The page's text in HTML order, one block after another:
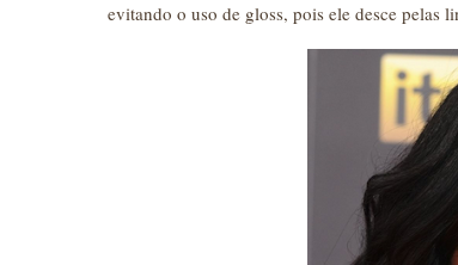
evitando o uso de gloss, pois ele desce pelas